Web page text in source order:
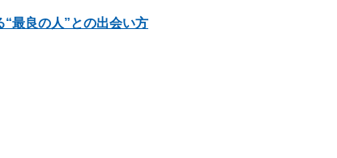
“最良の人”との出会い方